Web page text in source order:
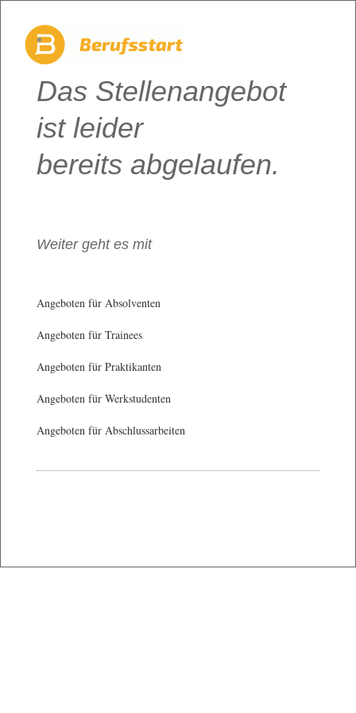
Das Stellenangebot
ist leider
bereits abgelaufen.
Weiter geht es mit
Angeboten für Absolventen
Angeboten für Trainees
Angeboten für Praktikanten
Angeboten für Werkstudenten
Angeboten für Abschlussarbeiten